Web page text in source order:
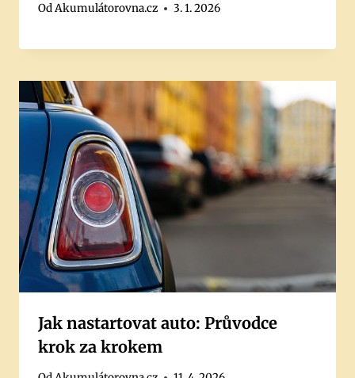
OdAkumulátorovna.cz 3. 1. 2026
Jak nastartovat auto: Průvodce
krok za krokem